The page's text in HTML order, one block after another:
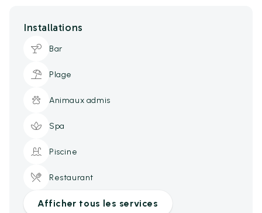
Installations
Bar
Plage
Animaux admis
Spa
Piscine
Restaurant
Afficher tous les services